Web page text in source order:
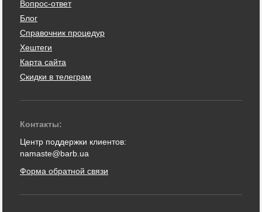
Вопрос-ответ
Блог
Справочник процедур
Хештеги
Карта сайта
Скидки в телеграм
Контакты:
Центр поддержки клиентов:
namaste@barb.ua
Форма обратной связи